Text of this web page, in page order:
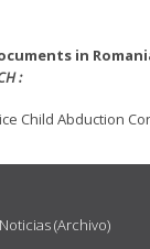
in
:
Child Abduction
Noticias (Archivo)